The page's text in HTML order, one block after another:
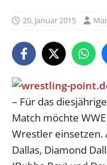
20. Januar 2015
– Für das
Match möchte
Wrestler einsetzen.
Dallas, Diamond